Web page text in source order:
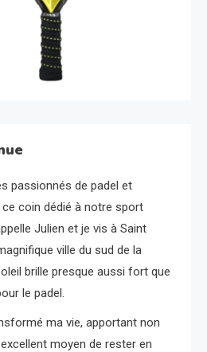
passionnés de padel et
ce coin dédié à notre sport
Julien et je vis à Saint
ville du sud de la
brille presque aussi fort que
le padel.
ma vie, apportant non
moyen de rester en